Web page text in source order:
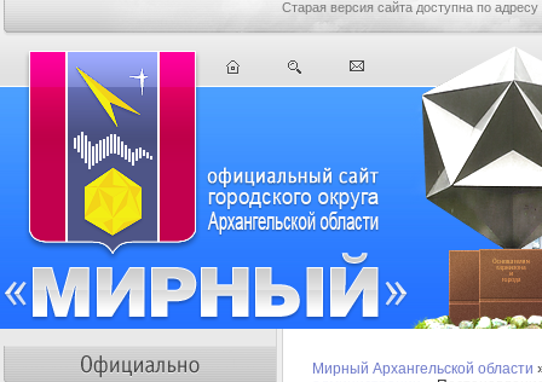
Старая версия сайта доступна по адресу
Мирный Архангельской области